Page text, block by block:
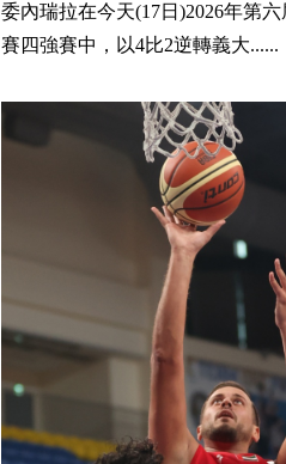
委內瑞拉在今天(17日)2026年第
賽四強賽中，以4比2逆轉義大......